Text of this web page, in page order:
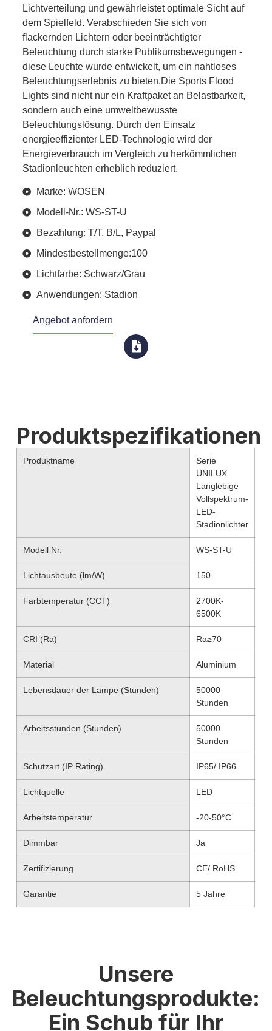
Lichtverteilung und gewährleistet optimale Sicht auf
dem Spielfeld. Verabschieden Sie sich von
flackernden Lichtern oder beeinträchtigter
Beleuchtung durch starke Publikumsbewegungen -
diese Leuchte wurde entwickelt, um ein nahtloses
Beleuchtungserlebnis zu bieten.Die Sports Flood
Lights sind nicht nur ein Kraftpaket an Belastbarkeit,
sondern auch eine umweltbewusste
Beleuchtungslösung. Durch den Einsatz
energieeffizienter LED-Technologie wird der
Energieverbrauch im Vergleich zu herkömmlichen
Stadionleuchten erheblich reduziert.
Marke: WOSEN
Modell-Nr.: WS-ST-U
Bezahlung: T/T, B/L, Paypal
Mindestbestellmenge:100
Lichtfarbe: Schwarz/Grau
Anwendungen: Stadion
Angebot anfordern
Produktspezifikationen
Produktname
Serie
UNILUX
Langlebige
Vollspektrum-
LED-
Stadionlichter
Modell Nr. WS-ST-U
Lichtausbeute (lm/W) 150
Farbtemperatur (CCT)
2700K-
6500K
CRI (Ra) Ra≥70
Material Aluminium
Lebensdauer der Lampe (Stunden)
50000
Stunden
Arbeitsstunden (Stunden)
50000
Stunden
Schutzart (IP Rating) IP65/ IP66
Lichtquelle LED
Arbeitstemperatur -20-50°C
Dimmbar Ja
Zertifizierung CE/ RoHS
Garantie 5 Jahre
Unsere
Beleuchtungsprodukte:
Ein Schub für Ihr